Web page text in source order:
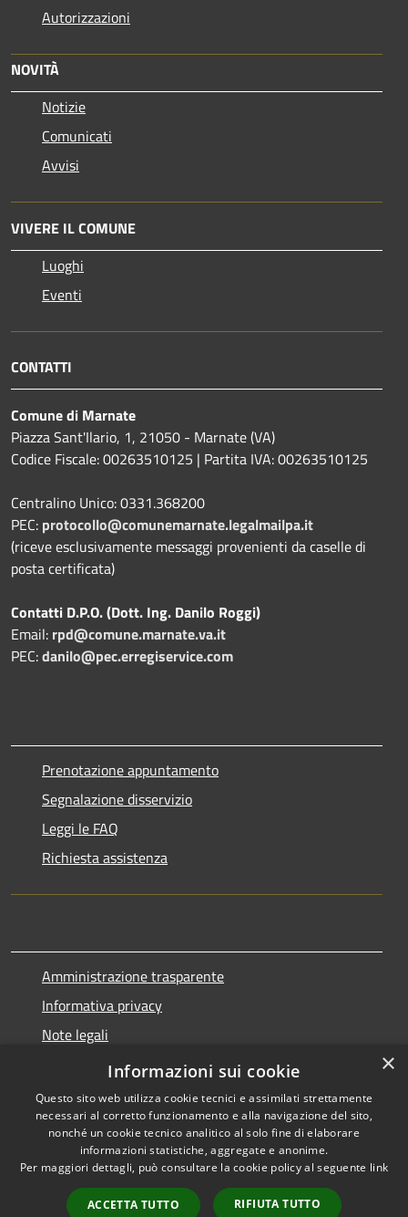
Autorizzazioni
NOVITÀ
Notizie
Comunicati
Avvisi
VIVERE IL COMUNE
Luoghi
Eventi
CONTATTI
Comune di Marnate
Piazza Sant'Ilario, 1, 21050 - Marnate (VA)
Codice Fiscale: 00263510125 | Partita IVA: 00263510125
Centralino Unico: 0331.368200
PEC: protocollo@comunemarnate.legalmailpa.it
(riceve esclusivamente messaggi provenienti da caselle di
posta certificata)
Contatti D.P.O. (Dott. Ing. Danilo Roggi)
Email: rpd@comune.marnate.va.it
PEC:danilo@pec.erregiservice.com
Prenotazione appuntamento
Segnalazione disservizio
Leggi le FAQ
Richiesta assistenza
Amministrazione trasparente
Informativa privacy
Note legali
Dichiarazione di accessibilità
Accessibilità
Copyright © 2026 • Comune di
Marnate • Powered by
Municipium•
Accesso
×
Informazioni sui cookie
Questo sito web utilizza cookie tecnici e assimilati strettamente
necessari al corretto funzionamento e alla navigazione del sito,
nonché un cookie tecnico analitico al solo fine di elaborare
informazioni statistiche, aggregate e anonime.
Per maggiori dettagli, può consultare la cookie policy al seguente link
ACCETTA TUTTO RIFIUTA TUTTO